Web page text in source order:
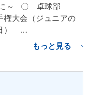
めに～ 〇 卓球部
権大会（ジュニアの
） …
もっと見る